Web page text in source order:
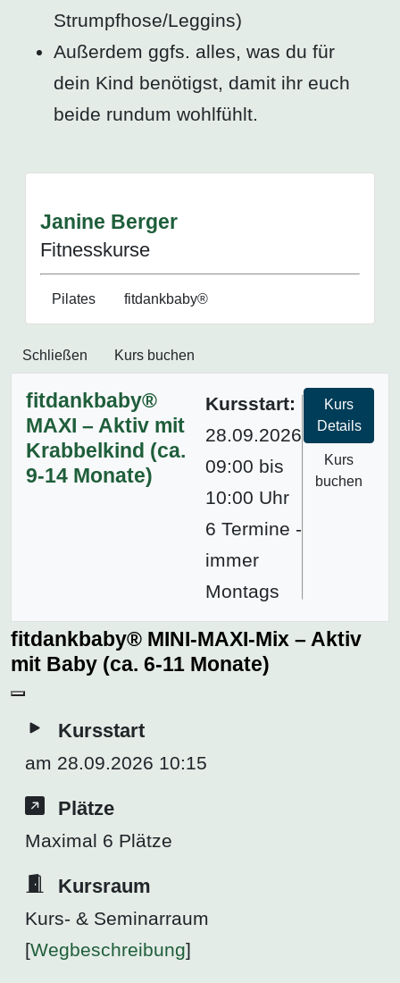
Strumpfhose/Leggins)
Außerdem ggfs. alles, was du für
dein Kind benötigst, damit ihr euch
beide rundum wohlfühlt.
Janine Berger
Fitnesskurse
Pilates fitdankbaby®
Schließen Kurs buchen
fitdankbaby®
MAXI – Aktiv mit
Krabbelkind (ca.
9-14 Monate)
Kursstart:
28.09.2026
09:00 bis
10:00 Uhr
6 Termine -
immer
Montags
Kurs
Details
Kurs
buchen
fitdankbaby® MINI-MAXI-Mix – Aktiv
mit Baby (ca. 6-11 Monate)
Kursstart
am 28.09.2026 10:15
Plätze
Maximal 6 Plätze
Kursraum
Kurs- & Seminarraum
[Wegbeschreibung]